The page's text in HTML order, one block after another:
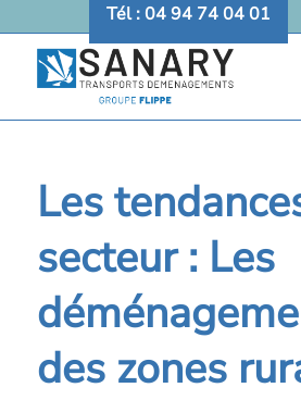
Tél : 04 94 74 04 01
Les
secteur : Les
des zones